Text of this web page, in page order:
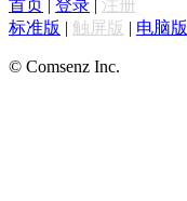
首页 | 登录 | 注册
标准版 | 触屏版 | 电脑版
© Comsenz Inc.